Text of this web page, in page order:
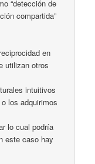
“detección de
compartida”
en
utilizan otros
intuitivos
los adquirimos
lo cual podría
este caso hay